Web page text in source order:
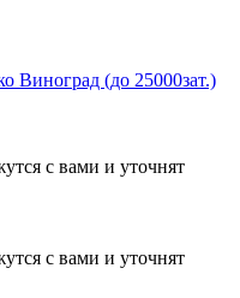
(до 25000зат.)
с вами и уточнят
с вами и уточнят